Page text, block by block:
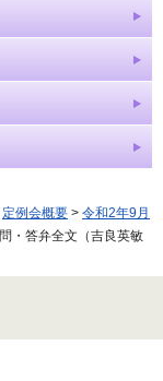
定例会概要 > 令和2年9月
・答弁全文（吉良英敏